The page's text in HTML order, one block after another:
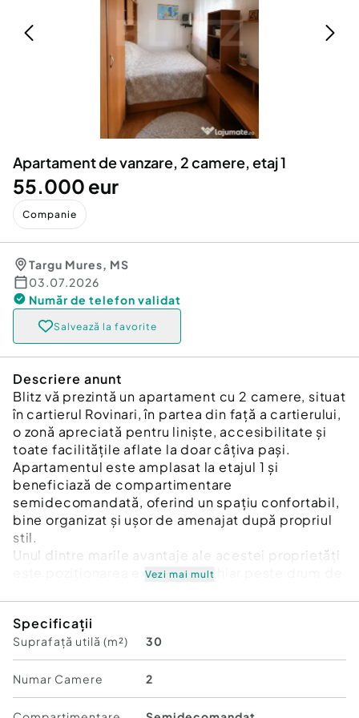
Servicii
Animale de companie
Afaceri și echipamente profesionale
Inchiriere Bunuri si Vehicule
Utilaje agricole si industriale
Piese auto si accesorii
Apartament de vanzare, 2 camere, etaj 1
55.000 eur
Companie
Targu Mures, MS
03.07.2026
Număr de telefon validat
Salvează la favorite
Descriere anunt
Blitz vă prezintă un apartament cu 2 camere, situat
în cartierul Rovinari, în partea din față a cartierului,
o zonă apreciată pentru liniște, accesibilitate și
toate facilitățile aflate la doar câțiva pași.
Apartamentul este amplasat la etajul 1 și
beneficiază de compartimentare
semidecomandată, oferind un spațiu confortabil,
bine organizat și ușor de amenajat după propriul
stil.
Unul dintre marile avantaje ale acestei proprietăți
este poziționarea excelentă. Chiar peste drum de
îndemână. De asemenea, stațiile de autobuz sunt
situate chiar lângă bloc, oferind acces facil către
toate zonele orașului.
Cartierul este liniștit, bine întreținut și potrivit atât
pentru familii, cât și pentru persoane care își
doresc confort și acces rapid la principalele
Vezi mai mult
Specificații
Suprafață utilă (m²) 30
Numar Camere 2